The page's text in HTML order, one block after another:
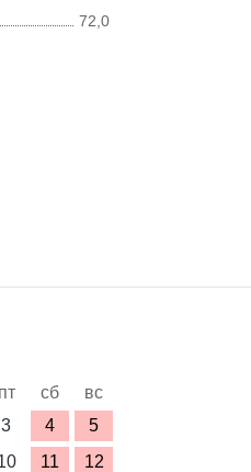
72,0
пт сб
вс
3 4
5
11
12